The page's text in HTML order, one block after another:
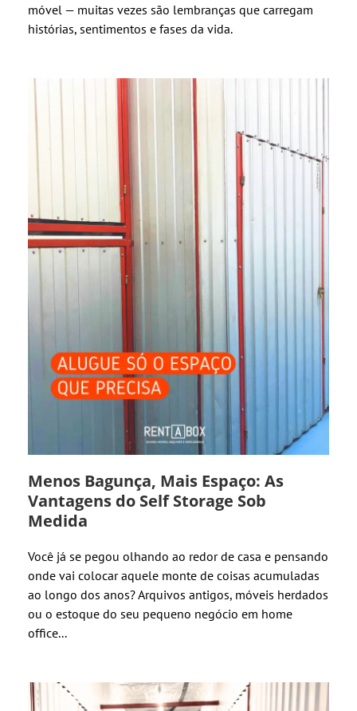
móvel — muitas vezes são lembranças que carregam
histórias, sentimentos e fases da vida.
Menos Bagunça, Mais Espaço: As
Vantagens do Self Storage Sob
Medida
Você já se pegou olhando ao redor de casa e pensando
onde vai colocar aquele monte de coisas acumuladas
ao longo dos anos? Arquivos antigos, móveis herdados
ou o estoque do seu pequeno negócio em home
office...